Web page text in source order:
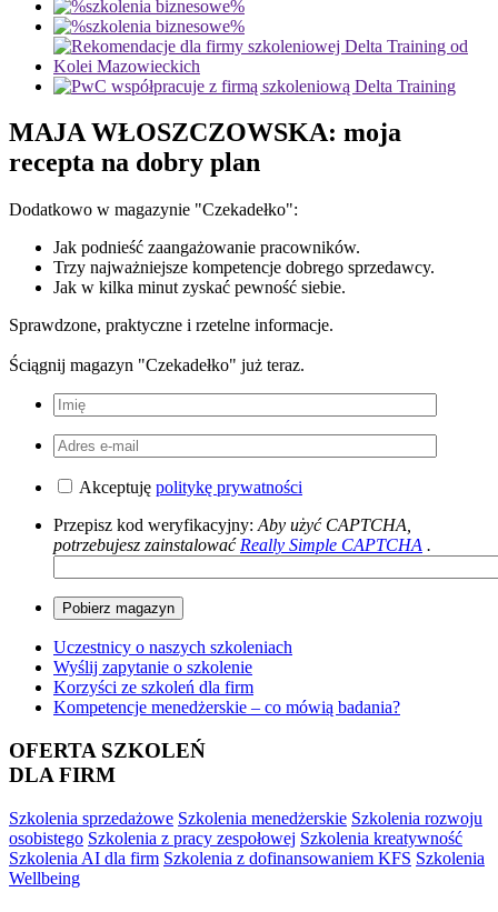
MAJA WŁOSZCZOWSKA: moja
recepta na dobry plan
Dodatkowo w magazynie "Czekadełko":
Jak podnieść zaangażowanie pracowników.
Trzy najważniejsze kompetencje dobrego sprzedawcy.
Jak w kilka minut zyskać pewność siebie.
Sprawdzone, praktyczne i rzetelne informacje.
Ściągnij magazyn "Czekadełko" już teraz.
Akceptuję politykę prywatności
Przepisz kod weryfikacyjny: Aby użyć CAPTCHA,
potrzebujesz zainstalować Really Simple CAPTCHA .
Uczestnicy o naszych szkoleniach
Wyślij zapytanie o szkolenie
Korzyści ze szkoleń dla firm
Kompetencje menedżerskie – co mówią badania?
OFERTA SZKOLEŃ
DLA FIRM
Szkolenia sprzedażowe Szkolenia menedżerskie Szkolenia rozwoju
osobistego Szkolenia z pracy zespołowej Szkolenia kreatywność
Szkolenia AI dla firm Szkolenia z dofinansowaniem KFS Szkolenia
Wellbeing